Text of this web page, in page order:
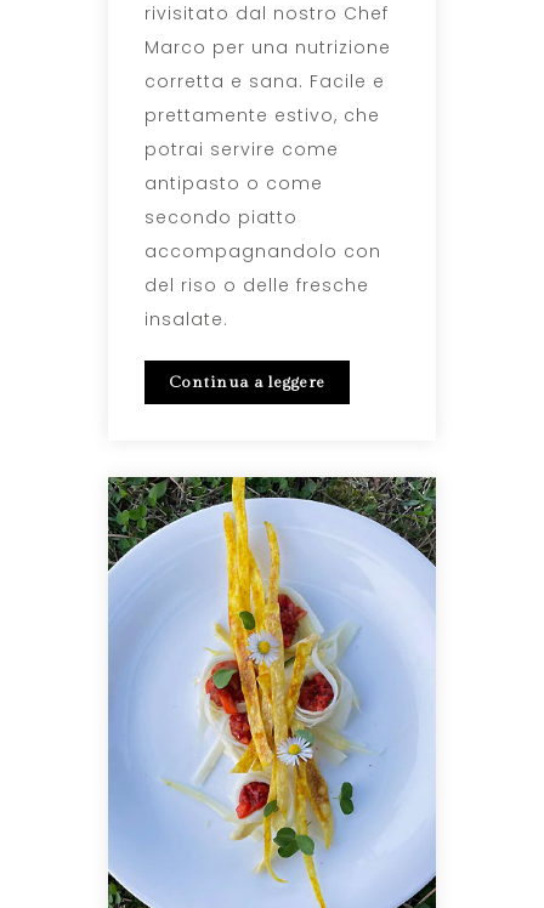
rivisitato dal nostro Chef
Marco per una nutrizione
corretta e sana. Facile e
prettamente estivo, che
potrai servire come
antipasto o come
secondo piatto
accompagnandolo con
del riso o delle fresche
insalate.
Continua a leggere